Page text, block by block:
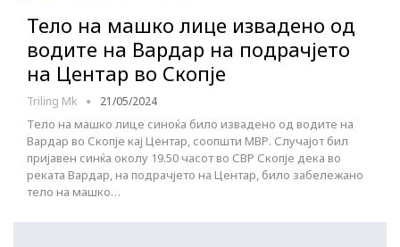
Тело на машко лице извадено од
водите на Вардар на подрачјето
на Центар во Скопје
Triling Mk 21/05/2024
Тело на машко лице синоќа било извадено од водите на
Вардар во Скопје кај Центар, соопшти МВР. Случајот бил
пријавен синќа околу 19.50 часот во СВР Скопје дека во
реката Вардар, на подрачјето на Центар, било забележано
тело на машко…